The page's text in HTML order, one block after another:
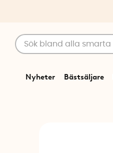
Nyheter Bästsäljare